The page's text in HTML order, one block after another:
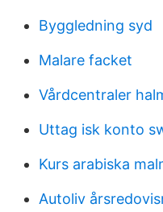
Byggledning syd
Malare facket
Vårdcentraler
Uttag isk konto
Kurs arabiska
Autoliv